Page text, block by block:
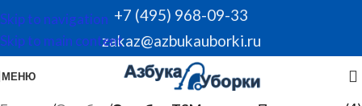
Skip to navigation
Skip to main content
+7 (495) 968-09-33
zakaz@azbukauborki.ru
МЕНЮ